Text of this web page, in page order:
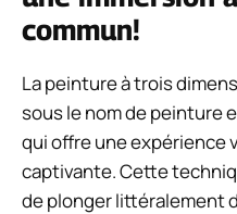
commun!
La peinture à trois
sous le nom de peinture
qui offre une expérience
captivante. Cette
de plonger littéralement